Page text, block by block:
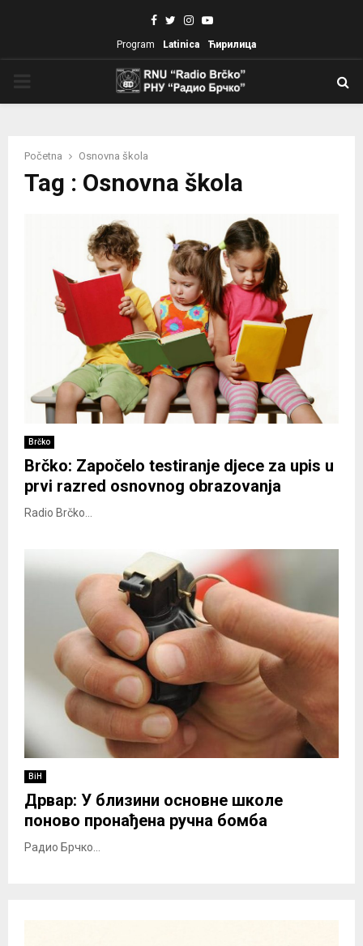
Facebook
TwitterInstagram
Youtube
Program Latinica Ћирилица
Početna Osnovna škola
Tag : Osnovna škola
Brčko
Brčko: Započelo testiranje djece za upis u
prvi razred osnovnog obrazovanja
Radio Brčko...
BiH
Дрвар: У близини основне школе
поново пронађена ручна бомба
Радио Брчко...